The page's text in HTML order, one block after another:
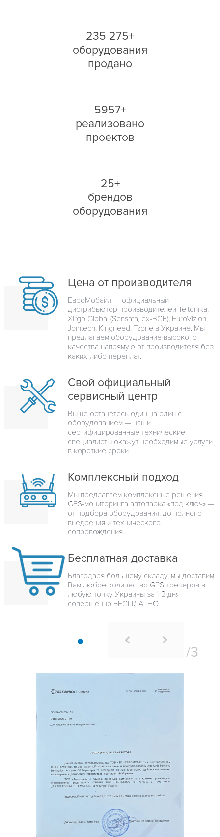
235 275+
оборудования
продано
5957+
реализовано
проектов
25+
брендов
оборудования
Цена от производителя
ЕвроМобайл — официальный
дистрибьютор производителей Teltonika,
Xirgo Global (Sensata, ex-BCE), EuroVizion,
Jointech, Kingneed, Tzone в Украине. Мы
предлагаем оборудование высокого
качества напрямую от производителя без
каких-либо переплат.
Свой официальный
сервисный центр
Вы не останетесь один на один с
оборудованием — наши
сертифицированные технические
специалисты окажут необходимые услуги
в короткие сроки.
Комплексный подход
Мы предлагаем комплексные решения
GPS-мониторинга автопарка «под ключ» —
от подбора оборудования, до полного
внедрения и технического
сопровождения.
Бесплатная доставка
Благодаря большему складу, мы доставим
Вам любое количество GPS-трекеров в
любую точку Украины за 1-2 дня
совершенно БЕСПЛАТНО.